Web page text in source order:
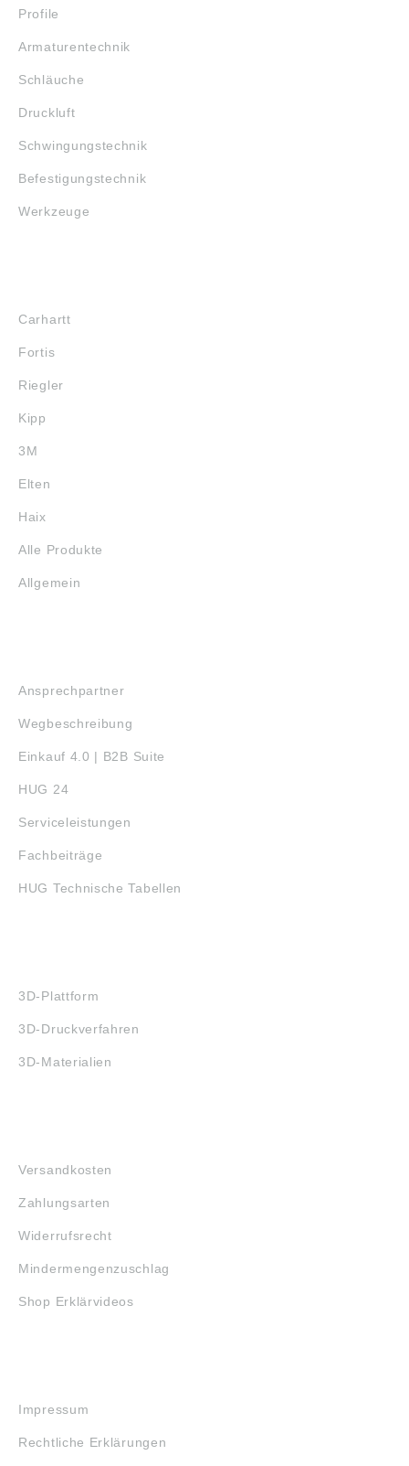
Profile
Armaturentechnik
Schläuche
Druckluft
Schwingungstechnik
Befestigungstechnik
Werkzeuge
Carhartt
Fortis
Riegler
Kipp
3M
Elten
Haix
Alle Produkte
Allgemein
Ansprechpartner
Wegbeschreibung
Einkauf 4.0 | B2B Suite
HUG 24
Serviceleistungen
Fachbeiträge
HUG Technische Tabellen
3D-Plattform
3D-Druckverfahren
3D-Materialien
Versandkosten
Zahlungsarten
Widerrufsrecht
Mindermengenzuschlag
Shop Erklärvideos
Impressum
Rechtliche Erklärungen